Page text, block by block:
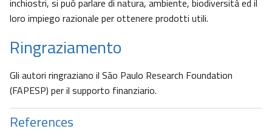
inchiostri, si può parlare di natura, ambiente, biodiversità ed il
loro impiego razionale per ottenere prodotti utili.
Ringraziamento
Gli autori ringraziano il São Paulo Research Foundation
(FAPESP) per il supporto finanziario.
References